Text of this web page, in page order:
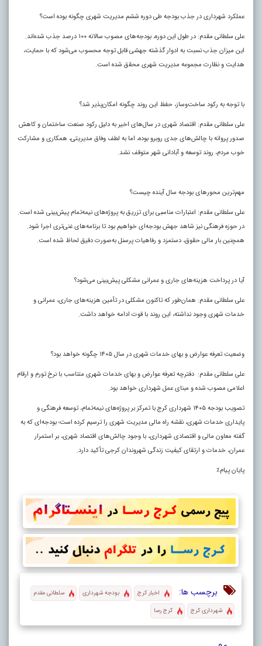
عملکرد شهرداری در جذب بودجه طی دوره ششم مدیریت شهری چگونه بوده است؟
علی سلطانی مقدم: در طول این دوره، بودجه‌های مصوب سالانه ۱۰۰ درصد جذب شده‌اند.
این میزان جذب نسبت به ادوار گذشته جهشی قابل توجه محسوب می‌شود که با حمایت،
هدایت و نظارت مجموعه مدیریت شهری محقق شده است.
با توجه به رکود ساخت‌وساز، حفظ این روند چگونه امکان‌پذیر شد؟
علی سلطانی مقدم: اقتصاد شهری در سال‌های اخیر به دلیل رکود صنعت ساختمان و کاهش
صدور پروانه با چالش‌های جدی روبرو بوده، اما به لطف وفاق مدیریتی، همکاری و مشارکت
خوب مردم، روند توسعه و آبادانی شهر متوقف نشد.
مهم‌ترین محورهای بودجه سال آینده چیست؟
علی سلطانی مقدم: اعتبارات مناسبی برای تزریق به پروژه‌های نیمه‌تمام پیش‌بینی شده است.
در حوزه فرهنگی نیز شاهد جهش بودجه‌ای خواهیم بود تا برنامه‌های غنی‌تری اجرا شود.
همچنین بار مالی حقوق، دستمزد و رفاهیات پرسنل به‌صورت دقیق لحاظ شده است.
آیا در پرداخت هزینه‌های جاری و عمرانی مشکلی پیش‌بینی می‌شود؟
علی سلطانی مقدم: همان‌طور که تاکنون مشکلی در تأمین هزینه‌های جاری، عمرانی و
خدمات شهری وجود نداشته، این روند با قوت ادامه خواهد داشت.
وضعیت تعرفه عوارض و بهای خدمات شهری در سال ۱۴۰۵ چگونه خواهد بود؟
علی سلطانی مقدم: دفترچه تعرفه عوارض و بهای خدمات شهری متناسب با نرخ تورم و ارقام
اعلامی مصوب شده و مبنای عمل شهرداری خواهد بود.
تصویب بودجه ۱۴۰۵ شهرداری کرج با تمرکز بر پروژه‌های نیمه‌تمام، توسعه فرهنگی و
پایداری خدمات شهری، نقشه راه مالی مدیریت شهری را ترسیم کرده است؛ بودجه‌ای که به
گفته معاون مالی و اقتصادی شهرداری، با وجود چالش‌های اقتصاد شهری، بر استمرار
عمران، خدمات و ارتقای کیفیت زندگی شهروندان کرجی تأکید دارد.
پایان پیام٪
برچسب ها: اخبار کرج بودجه شهرداری
سلطانی مقدم
شهرداری کرج
کرج رسا